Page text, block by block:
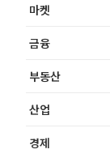
마켓
금융
부동산
산업
경제